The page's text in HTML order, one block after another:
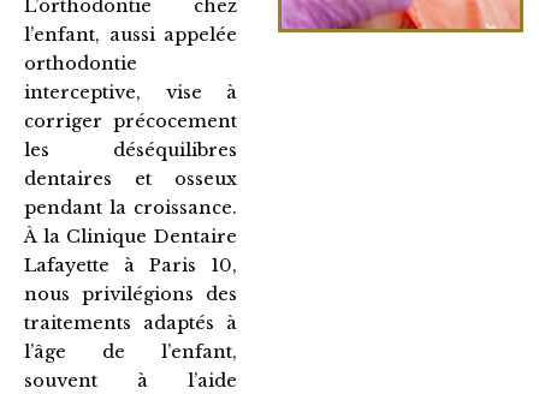
L’orthodontie chez
l’enfant, aussi appelée
orthodontie
interceptive, vise à
corriger précocement
les déséquilibres
dentaires et osseux
pendant la croissance.
À la Clinique Dentaire
Lafayette à Paris 10,
nous privilégions des
traitements adaptés à
l’âge de l’enfant,
souvent à l’aide